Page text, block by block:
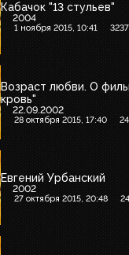
Кабачок "13 стульев"
2004
1 ноября 2015, 10:41 3237
Возраст любви. О
кровь"
22.09.2002
28 октября 2015, 17:40
Евгений Урбанский
2002
27 октября 2015, 20:48